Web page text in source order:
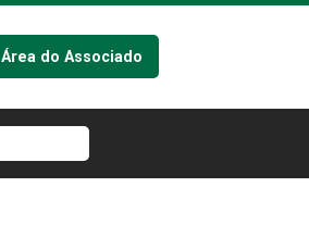
Área do Associado